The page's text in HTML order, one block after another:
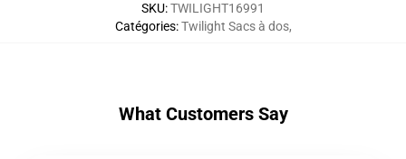
SKU:TWILIGHT16991
Catégories:Twilight Sacs à dos,
What Customers Say